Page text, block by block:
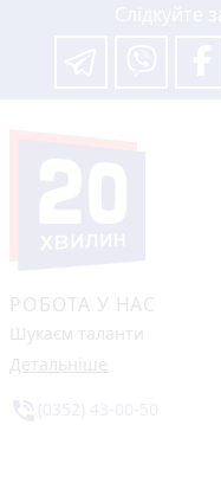
РОБОТА У НАС
Шукаєм таланти
Детальніше